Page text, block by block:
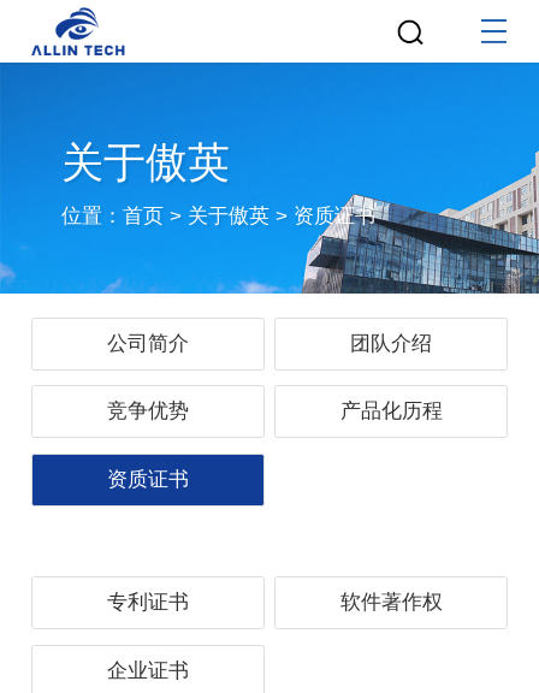
关于傲英
位置：首页 > 关于傲英 > 资质证书
公司简介 团队介绍
竞争优势 产品化历程
资质证书
专利证书 软件著作权
企业证书